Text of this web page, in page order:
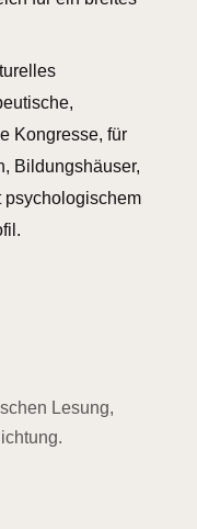
Kongresse, für
Bildungshäuser,
psychologischem
Lesung,